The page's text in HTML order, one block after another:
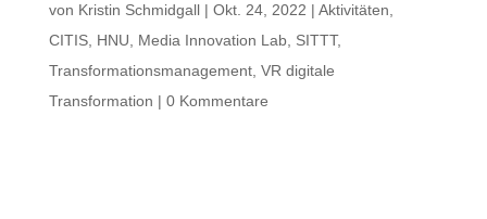
von Kristin Schmidgall| Okt. 24, 2022 | Aktivitäten
CITIS, HNU Media Innovation Lab, SITTT,
Transformationsmanagement, VR digitale
Transformation | 0 Kommentare